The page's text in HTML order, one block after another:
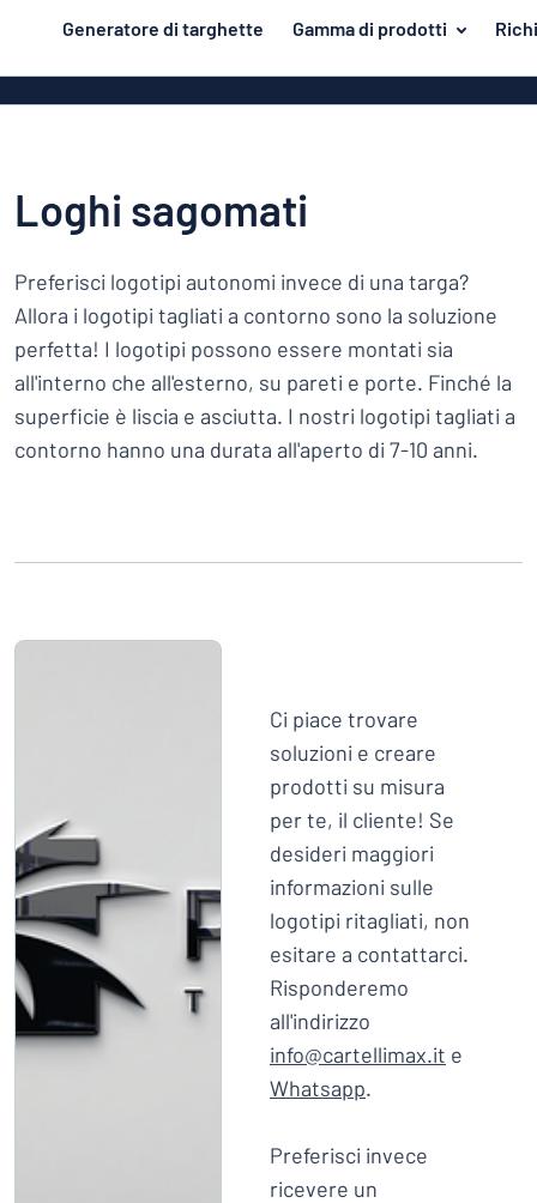
principale
Generatore di targhette Gamma di prodotti
Traffico e veicoli
Targhette identificative
Adesivi
Targhette per animali
Targhette per bambini
smaltate
Targhe in
Targhe in
Targhe
Targhe in
Più
popolari
Materiale
Porta
e
cassetta
postale
Per
la
casa
Traffico
preventivo
della targhetta
Loghi sagomati
Preferisci logotipi autonomi invece di una targa?
Allora i logotipi tagliati a contorno sono la soluzione
perfetta! I logotipi possono essere montati sia
all'interno che all'esterno, su pareti e porte. Finché la
superficie è liscia e asciutta. I nostri logotipi tagliati a
contorno hanno una durata all'aperto di 7-10 anni.
Ci piace trovare
soluzioni e creare
prodotti su misura
per te, il cliente! Se
desideri maggiori
informazioni sulle
logotipi ritagliati, non
esitare a contattarci.
Risponderemo
all'indirizzo
info@cartellimax.it e
Whatsapp.
Preferisci invece
ricevere un